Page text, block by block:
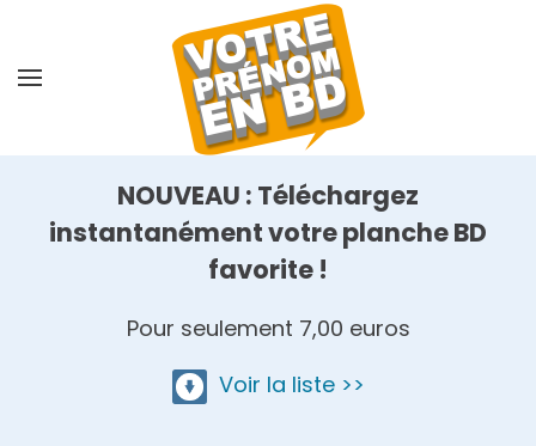
NOUVEAU : Téléchargez
instantanément votre planche BD
favorite !
Pour seulement 7,00 euros
Voir la liste >>